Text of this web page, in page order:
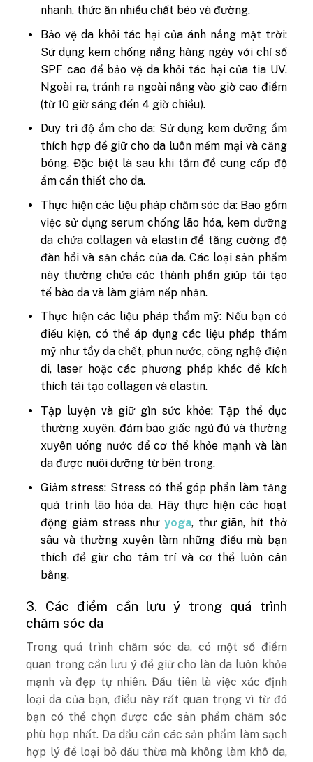
nhanh, thức ăn nhiều chất béo và đường.
Bảo vệ da khỏi tác hại của ánh nắng mặt trời:
Sử dụng kem chống nắng hàng ngày với chỉ số
SPF cao để bảo vệ da khỏi tác hại của tia UV.
Ngoài ra, tránh ra ngoài nắng vào giờ cao điểm
(từ 10 giờ sáng đến 4 giờ chiều).
Duy trì độ ẩm cho da: Sử dụng kem dưỡng ẩm
thích hợp để giữ cho da luôn mềm mại và căng
bóng. Đặc biệt là sau khi tắm để cung cấp độ
ẩm cần thiết cho da.
Thực hiện các liệu pháp chăm sóc da: Bao gồm
việc sử dụng serum chống lão hóa, kem dưỡng
da chứa collagen và elastin để tăng cường độ
đàn hồi và săn chắc của da. Các loại sản phẩm
này thường chứa các thành phần giúp tái tạo
tế bào da và làm giảm nếp nhăn.
Thực hiện các liệu pháp thẩm mỹ: Nếu bạn có
điều kiện, có thể áp dụng các liệu pháp thẩm
mỹ như tẩy da chết, phun nước, công nghệ điện
di, laser hoặc các phương pháp khác để kích
thích tái tạo collagen và elastin.
Tập luyện và giữ gìn sức khỏe: Tập thể dục
thường xuyên, đảm bảo giấc ngủ đủ và thường
xuyên uống nước để cơ thể khỏe mạnh và làn
da được nuôi dưỡng từ bên trong.
Giảm stress: Stress có thể góp phần làm tăng
quá trình lão hóa da. Hãy thực hiện các hoạt
động giảm stress như yoga, thư giãn, hít thở
sâu và thường xuyên làm những điều mà bạn
thích để giữ cho tâm trí và cơ thể luôn cân
bằng.
3. Các điểm cần lưu ý trong quá trình
chăm sóc da
Trong quá trình chăm sóc da, có một số điểm
quan trọng cần lưu ý để giữ cho làn da luôn khỏe
mạnh và đẹp tự nhiên. Đầu tiên là việc xác định
loại da của bạn, điều này rất quan trọng vì từ đó
bạn có thể chọn được các sản phẩm chăm sóc
phù hợp nhất. Da dầu cần các sản phẩm làm sạch
hợp lý để loại bỏ dầu thừa mà không làm khô da,